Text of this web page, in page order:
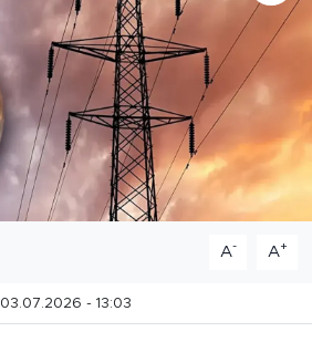
A- A+
03.07.2026 - 13:03